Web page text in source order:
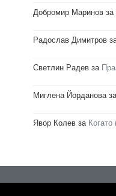
Добромир Маринов за
Радослав Димитров
Светлин Радев за
Миглена Йорданова
Явор Колев за